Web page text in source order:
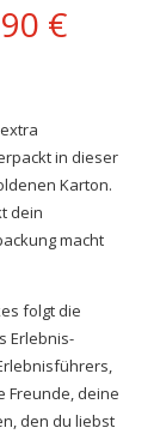
€
in dieser
Karton.
dein
macht
folgt die
Erlebnis-
Freunde, deine
den du liebst